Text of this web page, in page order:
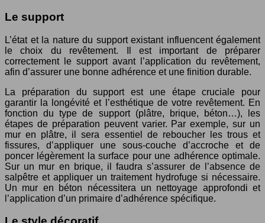
Le support
L’état et la nature du support existant influencent également
le choix du revêtement. Il est important de préparer
correctement le support avant l’application du revêtement,
afin d’assurer une bonne adhérence et une finition durable.
La préparation du support est une étape cruciale pour
garantir la longévité et l’esthétique de votre revêtement. En
fonction du type de support (plâtre, brique, béton…), les
étapes de préparation peuvent varier. Par exemple, sur un
mur en plâtre, il sera essentiel de reboucher les trous et
fissures, d’appliquer une sous-couche d’accroche et de
poncer légèrement la surface pour une adhérence optimale.
Sur un mur en brique, il faudra s’assurer de l’absence de
salpêtre et appliquer un traitement hydrofuge si nécessaire.
Un mur en béton nécessitera un nettoyage approfondi et
l’application d’un primaire d’adhérence spécifique.